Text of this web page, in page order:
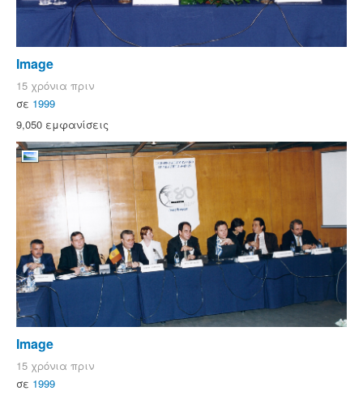
Image
15 χρόνια πριν
σε 1999
9,050 εμφανίσεις
Image
15 χρόνια πριν
σε 1999